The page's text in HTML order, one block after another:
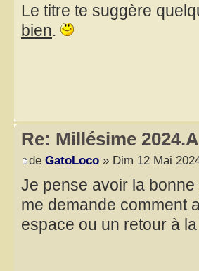
Le titre te suggère
bien.
Re: Millésime
de GatoLoco » Dim 12 Mai
Je pense avoir la
me demande comment
espace ou un retour à